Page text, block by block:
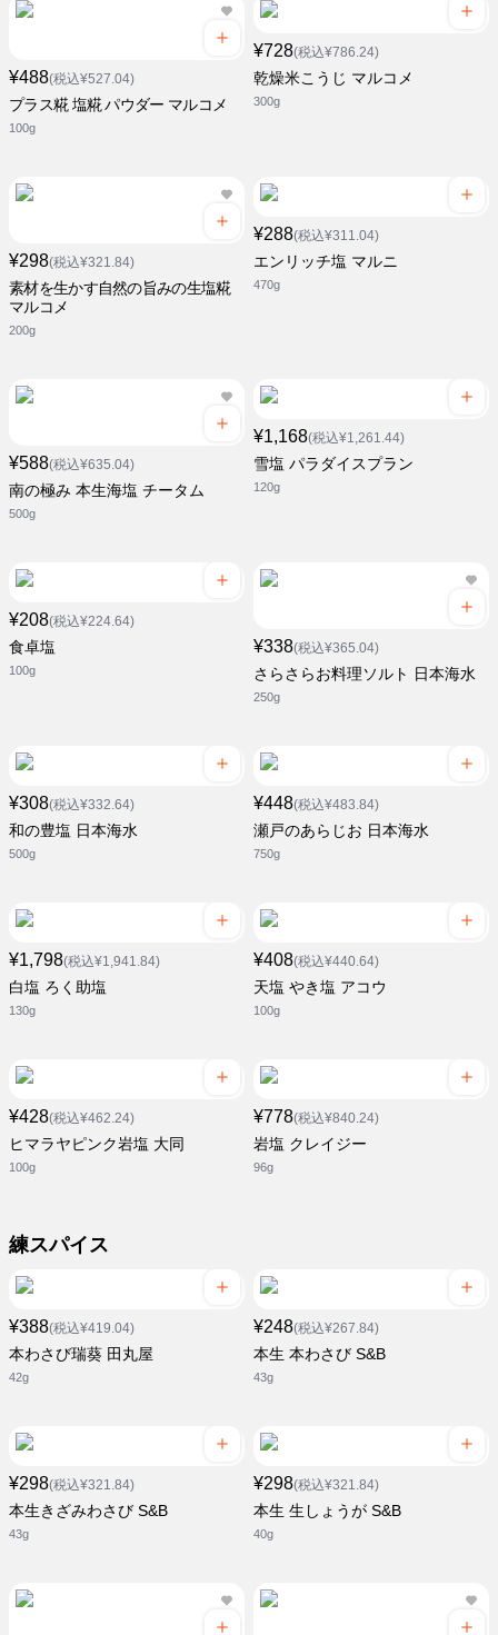
¥488(税込¥527.04)
プラス糀 塩糀 パウダー マルコメ
100g
¥728(税込¥786.24)
乾燥米こうじ マルコメ
300g
¥298(税込¥321.84)
素材を生かす自然の旨みの生塩糀
マルコメ
200g
¥288(税込¥311.04)
エンリッチ塩 マルニ
470g
¥588(税込¥635.04)
南の極み 本生海塩 チータム
500g
¥1,168(税込¥1,261.44)
雪塩 パラダイスプラン
120g
¥208(税込¥224.64)
食卓塩
100g
¥338(税込¥365.04)
さらさらお料理ソルト 日本海水
250g
¥308(税込¥332.64)
和の豊塩 日本海水
500g
¥448(税込¥483.84)
瀬戸のあらじお 日本海水
750g
¥1,798(税込¥1,941.84)
白塩 ろく助塩
130g
¥408(税込¥440.64)
天塩 やき塩 アコウ
100g
¥428(税込¥462.24)
ヒマラヤピンク岩塩 大同
100g
¥778(税込¥840.24)
岩塩 クレイジー
96g
練スパイス
¥388(税込¥419.04)
本わさび瑞葵 田丸屋
42g
¥248(税込¥267.84)
本生 本わさび S&B
43g
¥298(税込¥321.84)
本生きざみわさび S&B
43g
¥298(税込¥321.84)
本生 生しょうが S&B
40g